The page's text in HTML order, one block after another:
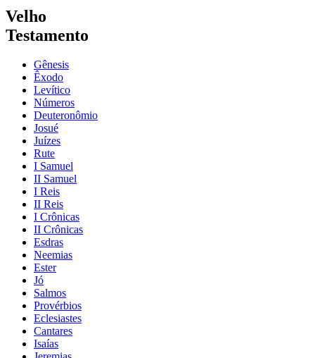
Velho
Testamento
Gênesis
Êxodo
Levítico
Números
Deuteronômio
Josué
Juízes
Rute
I Samuel
II Samuel
I Reis
II Reis
I Crônicas
II Crônicas
Esdras
Neemias
Ester
Jó
Salmos
Provérbios
Eclesiastes
Cantares
Isaías